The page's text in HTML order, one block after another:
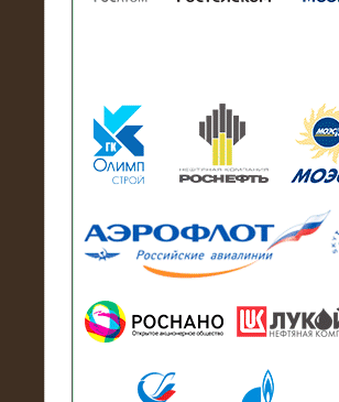
13.07.2018
модуль в контейнере 2700 кВА
Балтийский завод